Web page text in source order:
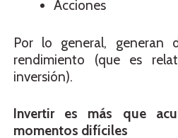
Acciones
Por lo general, generan
rendimiento (que es
inversión).
Invertir es más que
momentos difíciles